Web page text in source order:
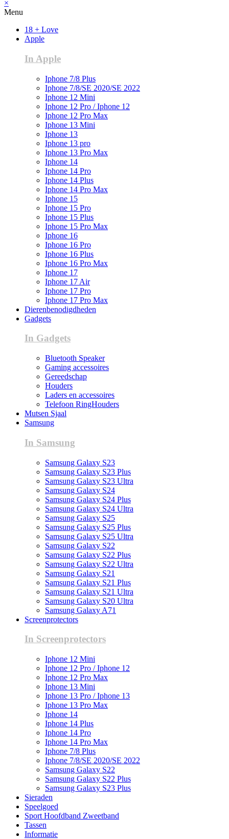
×
Menu
18 + Love
Apple
In Apple
Iphone 7/8 Plus
Iphone 7/8/SE 2020/SE 2022
Iphone 12 Mini
Iphone 12 Pro / Iphone 12
Iphone 12 Pro Max
Iphone 13 Mini
Iphone 13
Iphone 13 pro
Iphone 13 Pro Max
Iphone 14
Iphone 14 Pro
Iphone 14 Plus
Iphone 14 Pro Max
Iphone 15
Iphone 15 Pro
Iphone 15 Plus
Iphone 15 Pro Max
Iphone 16
Iphone 16 Pro
Iphone 16 Plus
Iphone 16 Pro Max
Iphone 17
Iphone 17 Air
Iphone 17 Pro
Iphone 17 Pro Max
Dierenbenodigdheden
Gadgets
In Gadgets
Bluetooth Speaker
Gaming accessoires
Gereedschap
Houders
Laders en accessoires
Telefoon RingHouders
Mutsen Sjaal
Samsung
In Samsung
Samsung Galaxy S23
Samsung Galaxy S23 Plus
Samsung Galaxy S23 Ultra
Samsung Galaxy S24
Samsung Galaxy S24 Plus
Samsung Galaxy S24 Ultra
Samsung Galaxy S25
Samsung Galaxy S25 Plus
Samsung Galaxy S25 Ultra
Samsung Galaxy S22
Samsung Galaxy S22 Plus
Samsung Galaxy S22 Ultra
Samsung Galaxy S21
Samsung Galaxy S21 Plus
Samsung Galaxy S21 Ultra
Samsung Galaxy S20 Ultra
Samsung Galaxy A71
Screenprotectors
In Screenprotectors
Iphone 12 Mini
Iphone 12 Pro / Iphone 12
Iphone 12 Pro Max
Iphone 13 Mini
Iphone 13 Pro / Iphone 13
Iphone 13 Pro Max
Iphone 14
Iphone 14 Plus
Iphone 14 Pro
Iphone 14 Pro Max
Iphone 7/8 Plus
Iphone 7/8/SE 2020/SE 2022
Samsung Galaxy S22
Samsung Galaxy S22 Plus
Samsung Galaxy S23 Plus
Sieraden
Speelgoed
Sport Hoofdband Zweetband
Tassen
Informatie